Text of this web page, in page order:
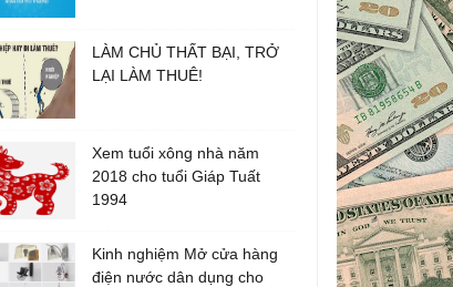
LÀM CHỦ THẤT BẠI, TRỞ
LẠI LÀM THUÊ!
Xem tuổi xông nhà năm
2018 cho tuổi Giáp Tuất
1994
Kinh nghiệm Mở cửa hàng
điện nước dân dụng cho